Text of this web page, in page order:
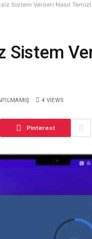
Sistem Verileri Nasıl
Sistem
4 VIEWS
Pinterest